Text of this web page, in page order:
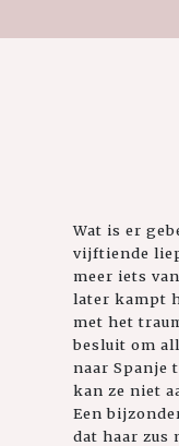
Wat is er
vijftiende
meer iets
later kampt
met het
besluit om
naar Spanje
kan ze niet
Een
dat haar zus